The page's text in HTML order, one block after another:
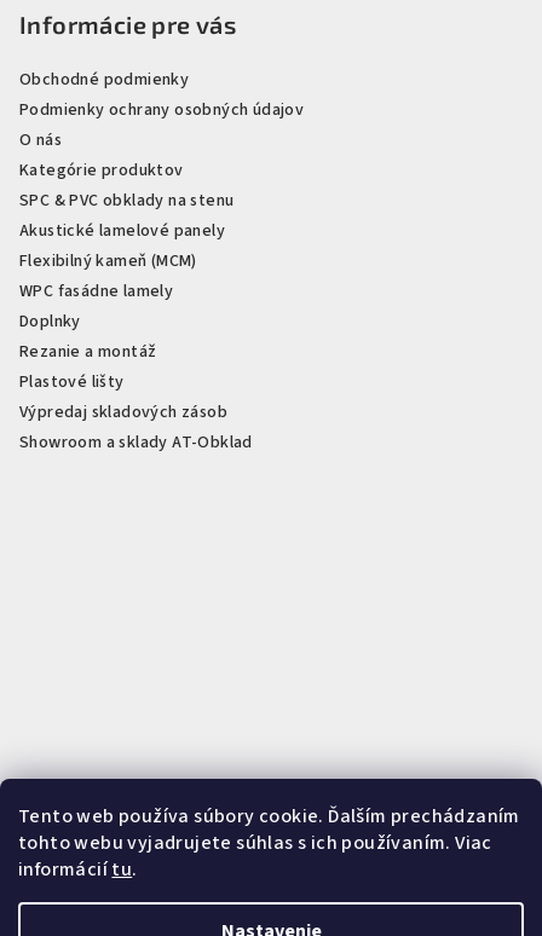
Tento web používa súbory cookie. Ďalším prechádzaním
tohto webu vyjadrujete súhlas s ich používaním. Viac
informáciítu.
Informácie pre vás
Obchodné podmienky
Podmienky ochrany osobných údajov
O nás
Kategórie produktov
SPC & PVC obklady na stenu
Akustické lamelové panely
Flexibilný kameň (MCM)
WPC fasádne lamely
Doplnky
Rezanie a montáž
Plastové lišty
Výpredaj skladových zásob
Showroom a sklady AT-Obklad
Rezanie na mieru podľa vašich potriebPresné rezanie PVC, SPC,
akustických panelov, WPC panelov a profilov. Zistiť viac o službe
Zistiť viac o rezaní